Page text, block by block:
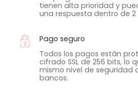
tienen alta prioridad y
una respuesta dentro de 2
Pago seguro
Todos los pagos están
cifrado SSL de 256 bits, lo
mismo nivel de seguridad
bancos.